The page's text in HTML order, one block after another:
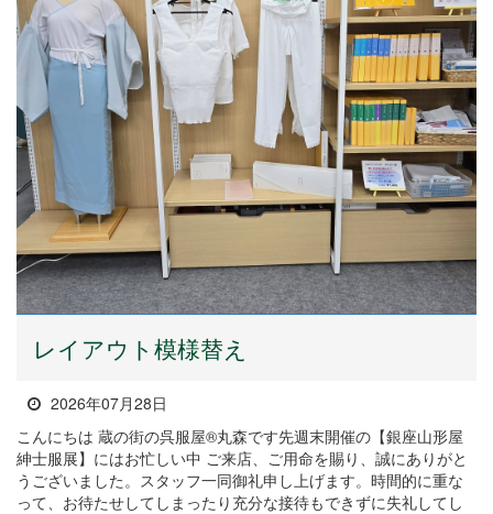
レイアウト模様替え
2026年07月28日
こんにちは 蔵の街の呉服屋®丸森です先週末開催の【銀座山形屋
紳士服展】にはお忙しい中 ご来店、ご用命を賜り、誠にありがと
うございました。スタッフ一同御礼申し上げます。時間的に重な
って、お待たせしてしまったり充分な接待もできずに失礼してし